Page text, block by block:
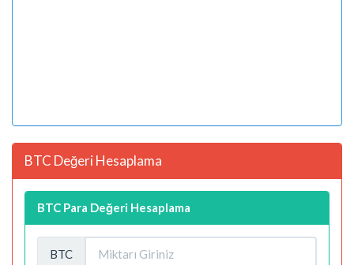
BTC Değeri Hesaplama
BTC Para Değeri Hesaplama
BTC